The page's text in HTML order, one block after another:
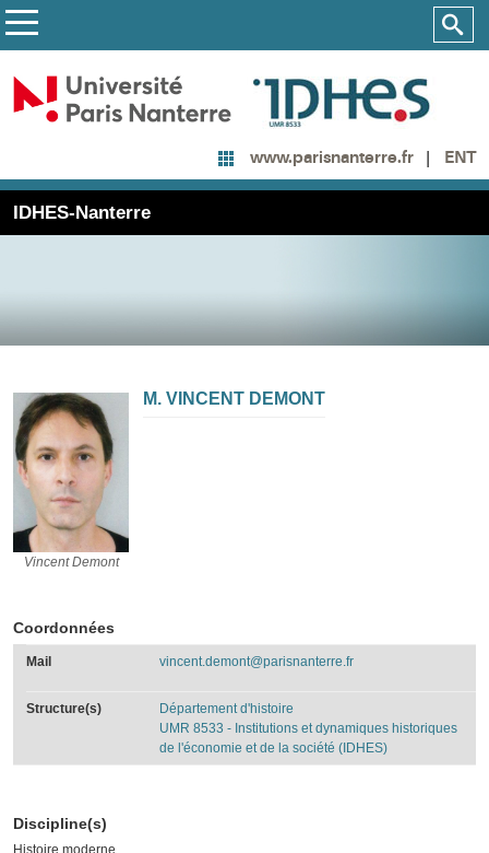
www.parisnanterre.fr ENT
IDHES-Nanterre
Vincent Demont
Vincent Demont
M. VINCENT DEMONT
Coordonnées
Mail vincent.demont@parisnanterre.fr
Structure(s)
Département d'histoire
UMR 8533 - Institutions et dynamiques historiques
de l'économie et de la société (IDHES)
Discipline(s)
Histoire moderne